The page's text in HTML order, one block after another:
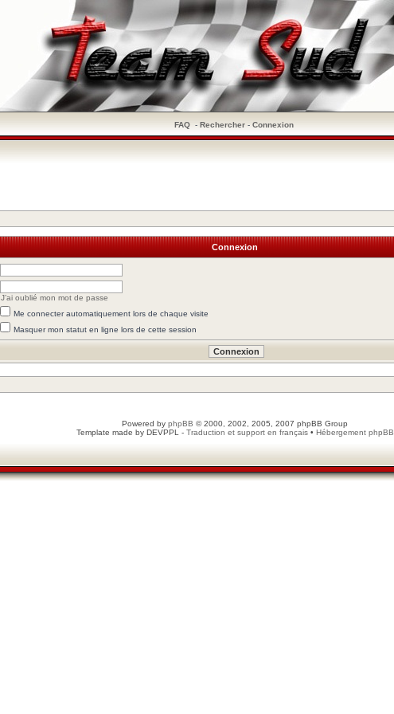
FAQ- Rechercher- Connexion
Connexion
J’ai oublié mon mot de passe
Me connecter automatiquement lors de chaque visite
Masquer mon statut en ligne lors de cette session
Powered by phpBB © 2000, 2002, 2005, 2007 phpBB Group
Template made by DEVPPL - Traduction et support en français• Hébergement phpBB